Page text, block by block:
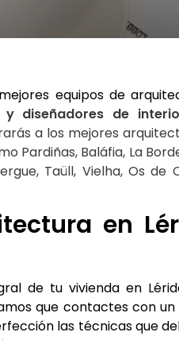
equipos de
y diseñadores de
a los mejores
Pardiñas, Baláfia, La
Taüll, Vielha, Os de
en
de tu vivienda en
que contactes con
las técnicas que